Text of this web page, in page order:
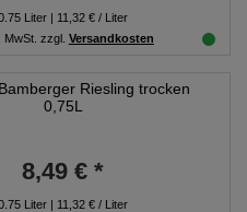
Liter | 11,32 € / Liter
MwSt. zzgl. Versandkosten
Riesling trocken
0,75L
8,49 € *
Liter | 11,32 € / Liter